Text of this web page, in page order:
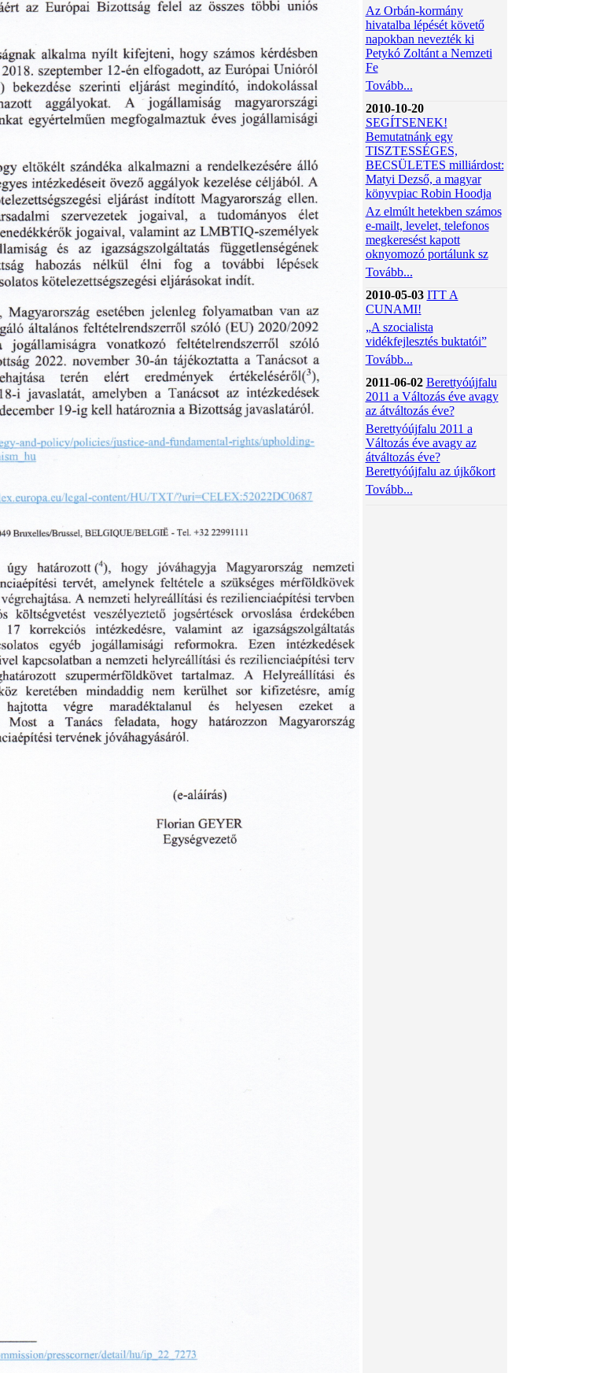
Az Orbán-kormány
hivatalba lépését követő
napokban nevezték ki
Petykó Zoltánt a Nemzeti
Fe
Tovább...
2010-10-20
SEGÍTSENEK!
Bemutatnánk egy
TISZTESSÉGES,
BECSÜLETES milliárdost:
Matyi Dezső, a magyar
könyvpiac Robin Hoodja
Az elmúlt hetekben számos
e-mailt, levelet, telefonos
megkeresést kapott
oknyomozó portálunk sz
Tovább...
2010-05-03 ITT A
CUNAMI!
„A szocialista
vidékfejlesztés buktatói”
Tovább...
2011-06-02 Berettyóújfalu
2011 a Változás éve avagy
az átváltozás éve?
Berettyóújfalu 2011 a
Változás éve avagy az
átváltozás éve?
Berettyóújfalu az újkőkort
Tovább...